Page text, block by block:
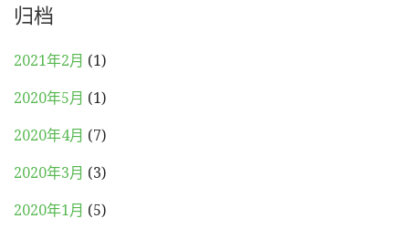
归档
2021年2月 (1)
2020年5月 (1)
2020年4月 (7)
2020年3月 (3)
2020年1月 (5)